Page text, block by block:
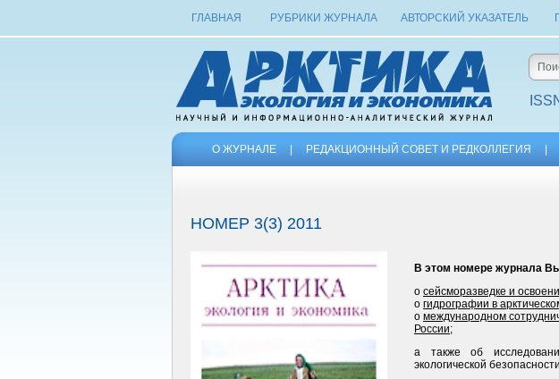
ГЛАВНАЯ РУБРИКИ ЖУРНАЛА АВТОРСКИЙ УКАЗАТЕЛЬ
О ЖУРНАЛЕ РЕДАКЦИОННЫЙ СОВЕТ И РЕДКОЛЛЕГИЯ
НОМЕР 3(3) 2011
В этом номере журнала
о сейсморазведке и
о гидрографии в
о международном
России;
а также об
экологической